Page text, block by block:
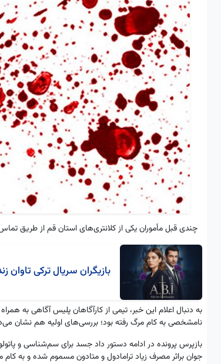
چندی قبل مأموران یکی از کلانتری‌های استان قم از طریق
بازیگران سریال ترکی تاوان
به دنبال اعلام این خبر‌، تیمی از کارآگاهان پلیس آگاهی به
نامشخصی به کام مرگ رفته بود؛ بررسی‌های اولیه هم نشان
بازپرس پرونده در ادامه دستور داد جسد برای سم‌شناسی و
جوان براثر مصرف زیاد ترامادول و متادون مسموم شده و به